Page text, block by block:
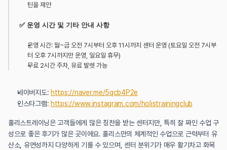
틴을 제안
✅ 운영 시간 및 기타 안내 사항
운영 시간: 월~금 오전 7시부터 오후 11시까지 센터 운영 (토요일 오전 7시부
터 오후 7시까지만 운영, 일요일 휴무)
무료 2시간 주차, 유료 발렛 가능
네이버지도: https://naver.me/5qcb4P2e
인스타그램: https://www.instagram.com/holistrainingclub
​홀리스트레이닝은 고객들에게 많은 칭찬을 받는 센터지만, 특히 잘 짜인 수업 구
성으로 좋은 후기가 많은 곳이에요. 홀리스만의 체계적인 수업으로 근력부터 유
산소, 유연성까지 다양하게 기를 수 있으며, 센터 분위기가 매우 활기차고 화목